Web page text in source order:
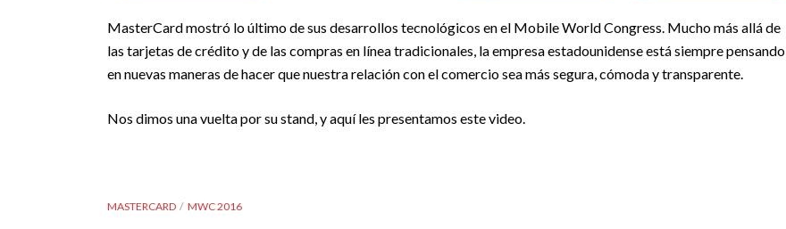
MasterCard mostró lo último de sus desarrollos tecnológicos en el Mobile World Congress. Mucho más allá de
las tarjetas de crédito y de las compras en línea tradicionales, la empresa estadounidense está siempre pensando
en nuevas maneras de hacer que nuestra relación con el comercio sea más segura, cómoda y transparente.
Nos dimos una vuelta por su stand, y aquí les presentamos este video.
MASTERCARD MWC 2016